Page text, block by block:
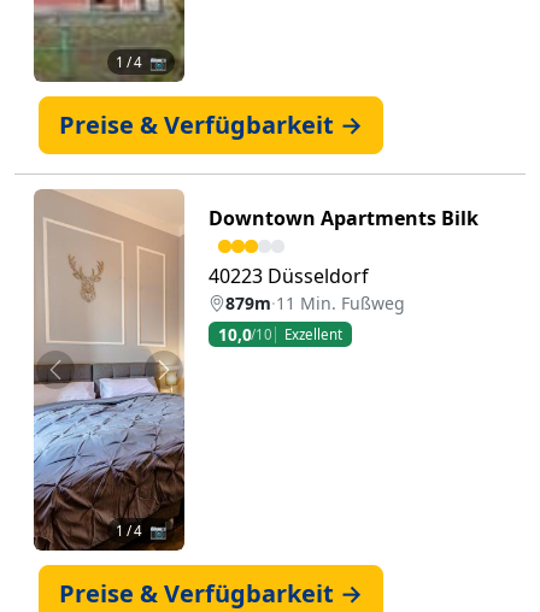
1 / 4 📷
Preise & Verfügbarkeit →
Zurück Weiter
1 / 4 📷
Downtown Apartments Bilk
40223 Düsseldorf
879m·11 Min. Fußweg
10,0/10 Exzellent
Preise & Verfügbarkeit →